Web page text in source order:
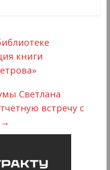
книги
Светлана
встречу с
→